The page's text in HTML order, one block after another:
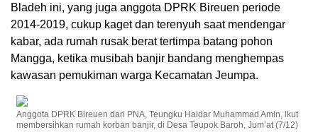
Bladeh ini, yang juga anggota DPRK Bireuen periode
2014-2019, cukup kaget dan terenyuh saat mendengar
kabar, ada rumah rusak berat tertimpa batang pohon
Mangga, ketika musibah banjir bandang menghempas
kawasan pemukiman warga Kecamatan Jeumpa.
Anggota DPRK Bireuen dari PNA, Teungku Haidar Muhammad Amin, ikut
membersihkan rumah korban banjir, di Desa Teupok Baroh, Jum’at (7/12)